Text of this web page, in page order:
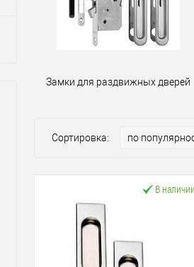
Замки для раздвижных дверей
Сортировка:
В наличии